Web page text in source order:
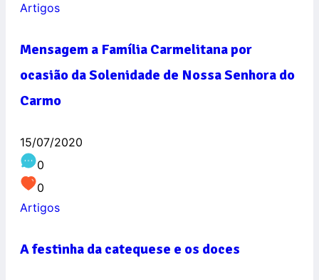
Artigos
Mensagem a Família Carmelitana por
ocasião da Solenidade de Nossa Senhora do
Carmo
15/07/2020
0
0
Artigos
A festinha da catequese e os doces